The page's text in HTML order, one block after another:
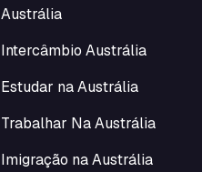
Austrália
Intercâmbio Austrália
Estudar na Austrália
Trabalhar Na Austrália
Imigração na Austrália